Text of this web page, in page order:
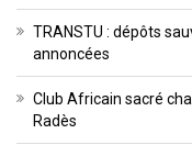
TRANSTU : dépôts
annoncées
Club Africain sacré
Radès